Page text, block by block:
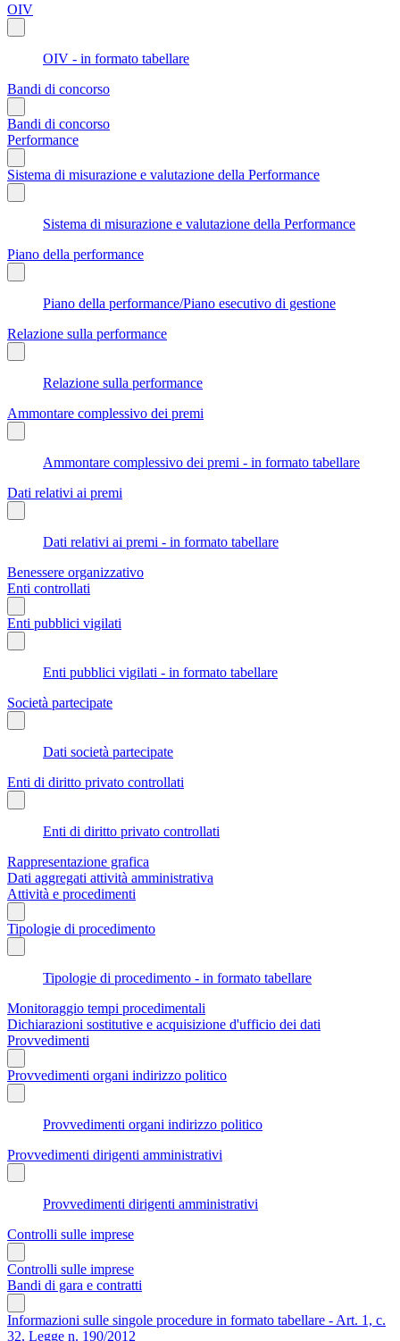
OIV
OIV - in formato tabellare
Bandi di concorso
Bandi di concorso
Performance
Sistema di misurazione e valutazione della Performance
Sistema di misurazione e valutazione della Performance
Piano della performance
Piano della performance/Piano esecutivo di gestione
Relazione sulla performance
Relazione sulla performance
Ammontare complessivo dei premi
Ammontare complessivo dei premi - in formato tabellare
Dati relativi ai premi
Dati relativi ai premi - in formato tabellare
Benessere organizzativo
Enti controllati
Enti pubblici vigilati
Enti pubblici vigilati - in formato tabellare
Società partecipate
Dati società partecipate
Enti di diritto privato controllati
Enti di diritto privato controllati
Rappresentazione grafica
Dati aggregati attività amministrativa
Attività e procedimenti
Tipologie di procedimento
Tipologie di procedimento - in formato tabellare
Monitoraggio tempi procedimentali
Dichiarazioni sostitutive e acquisizione d'ufficio dei dati
Provvedimenti
Provvedimenti organi indirizzo politico
Provvedimenti organi indirizzo politico
Provvedimenti dirigenti amministrativi
Provvedimenti dirigenti amministrativi
Controlli sulle imprese
Controlli sulle imprese
Bandi di gara e contratti
Informazioni sulle singole procedure in formato tabellare - Art. 1, c.
32, Legge n. 190/2012